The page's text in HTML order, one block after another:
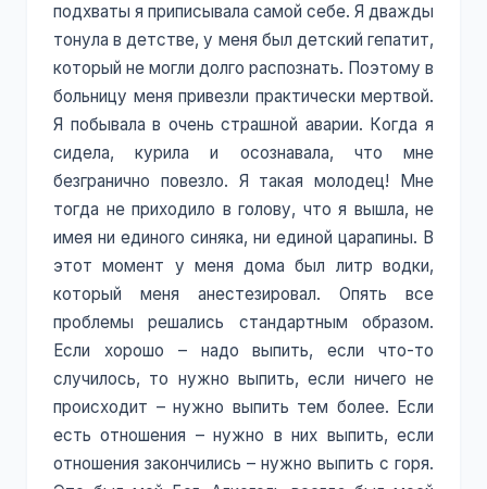
подхваты я приписывала самой себе. Я дважды
тонула в детстве, у меня был детский гепатит,
который не могли долго распознать. Поэтому в
больницу меня привезли практически мертвой.
Я побывала в очень страшной аварии. Когда я
сидела, курила и осознавала, что мне
безгранично повезло. Я такая молодец! Мне
тогда не приходило в голову, что я вышла, не
имея ни единого синяка, ни единой царапины. В
этот момент у меня дома был литр водки,
который меня анестезировал. Опять все
проблемы решались стандартным образом.
Если хорошо – надо выпить, если что-то
случилось, то нужно выпить, если ничего не
происходит – нужно выпить тем более. Если
есть отношения – нужно в них выпить, если
отношения закончились – нужно выпить с горя.